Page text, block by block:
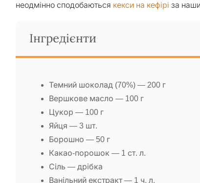
неодмінно сподобаються кекси на кефірі за
Інгредієнти
Темний шоколад (70%) — 200 г
Вершкове масло — 100 г
Цукор — 100 г
Яйця — 3 шт.
Борошно — 50 г
Какао-порошок — 1 ст. л.
Сіль — дрібка
Ванільний екстракт — 1 ч. л.